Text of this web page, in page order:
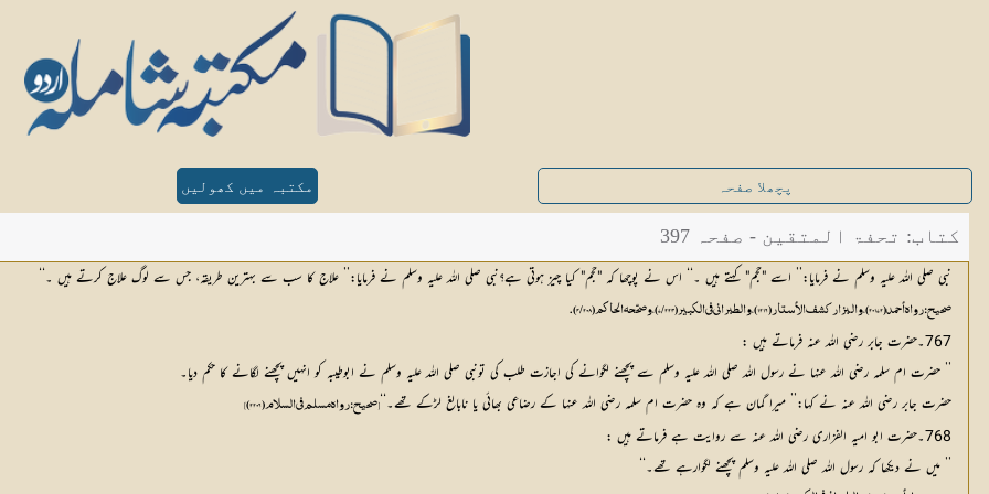
پچھلا صفحہ مکتبہ میں کھولیں
کتاب: تحفۃ المتقین - صفحہ 397
نبی صلی اللہ علیہ وسلم نے فرمایا:’’ اسے "حجم" کہتے ہیں ۔‘‘ اس نے پوچھا کہ "حجم" کیا چیز ہوتی ہے؟نبی صلی اللہ علیہ وسلم نے فرمایا:’’ علاج کا سب سے بہترین طریقہ، جس سے لوگ علاج کرتے ہیں ۔‘‘
صحيح: رواه أحمد (20172)، والبزار كشف الأستار (1216)، والطبراني في الكبير (7/223)، وصحّحه الحاكم (4/208).
767۔حضرت جابر رضی اللہ عنہ فرماتے ہیں :
’’ حضرت ام سلمہ رضی اللہ عنہا نے رسول اللہ صلی اللہ علیہ وسلم سے پچھنے لگوانے کی اجازت طلب کی تونبی صلی اللہ علیہ وسلم نے ابوطیبہ کو انہیں پچھنے لگانے کا حکم دیا۔
حضرت جابر رضی اللہ عنہ نے کہا:’’ میرا گمان ہے کہ وہ حضرت ام سلمہ رضی اللہ عنہا کے رضاعی بھائی یا نابالغ لڑکے تھے۔‘‘ [صحيح: رواه مسلم في السلام (2206)]
768۔حضرت ابو امیہ الفزاری رضی اللہ عنہ سے روایت ہے فرماتے ہیں :
’’ میں نے دیکھا کہ رسول اللہ صلی اللہ علیہ وسلم پچھنے لگوارہے تھے۔‘‘